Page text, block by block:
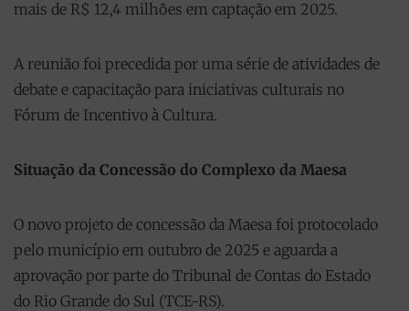
mais de R$ 12,4 milhões em captação em 2025.
A reunião foi precedida por uma série de atividades de
debate e capacitação para iniciativas culturais no
Fórum de Incentivo à Cultura.
Situação da Concessão do Complexo da Maesa
O novo projeto de concessão da Maesa foi protocolado
pelo município em outubro de 2025 e aguarda a
aprovação por parte do Tribunal de Contas do Estado
do Rio Grande do Sul (TCE-RS).